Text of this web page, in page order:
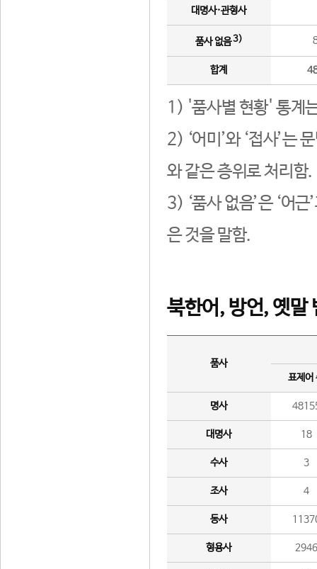
대명사·관형사
품사 없음3)
합계
1) '품사별 현황' 통계
2) ‘어미’와 ‘접사’는
와 같은 층위로 처리함.
3) ‘품사 없음’은 ‘어
은 것을 말함.
북한어, 방언, 옛말
품사
표제어
명사
대명사 18
수사 3
조사 4
동사
형용사 2946